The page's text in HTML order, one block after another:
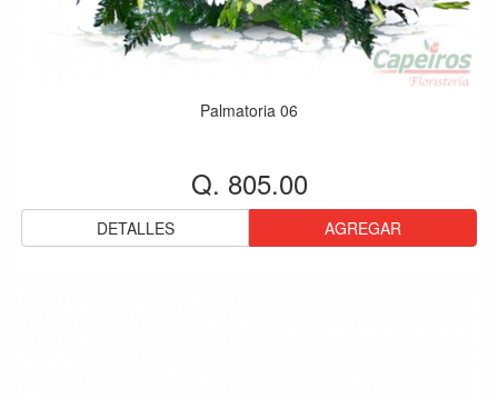
Palmatoria 06
Q. 805.00
DETALLES AGREGAR